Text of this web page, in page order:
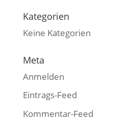
Kategorien
Keine Kategorien
Meta
Anmelden
Eintrags-Feed
Kommentar-Feed